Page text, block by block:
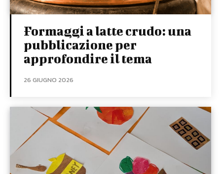
Formaggi a latte crudo: una
pubblicazione per
approfondire il tema
26 GIUGNO 2026